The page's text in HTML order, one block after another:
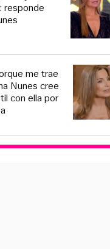
responde
me trae
Nunes cree
con ella por